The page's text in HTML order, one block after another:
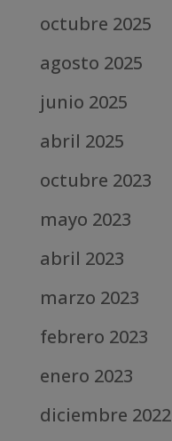
octubre 2025
agosto 2025
junio 2025
abril 2025
octubre 2023
mayo 2023
abril 2023
marzo 2023
febrero 2023
enero 2023
diciembre 2022